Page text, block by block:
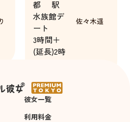
みやすく、話もすご
く楽しかった。話題
も豊富で、あっとい
う間に時間が過ぎて
しまっていた。
都
駅
水族館デ
ート
3時間＋
(延長)2時
佐々木遥
彼女一覧
利用料金